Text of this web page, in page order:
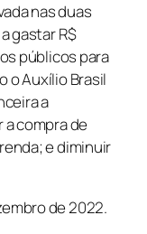
nas duas
gastar R$
públicos para
o Auxílio Brasil
a
compra de
e diminuir
de 2022.